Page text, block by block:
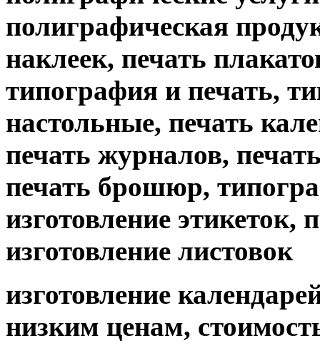
полиграфическая
наклеек, печать
типография и печать,
настольные, печать
печать журналов,
печать брошюр,
изготовление этикеток,
изготовление листовок
изготовление
низким ценам,